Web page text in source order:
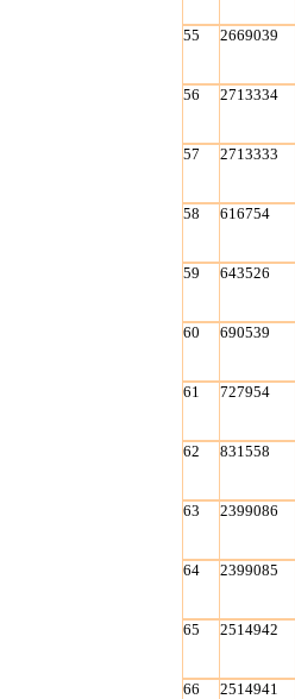
55 2669039
56 2713334
57 2713333
58 616754
59 643526
60 690539
61 727954
62 831558
63 2399086
64 2399085
65 2514942
66 2514941